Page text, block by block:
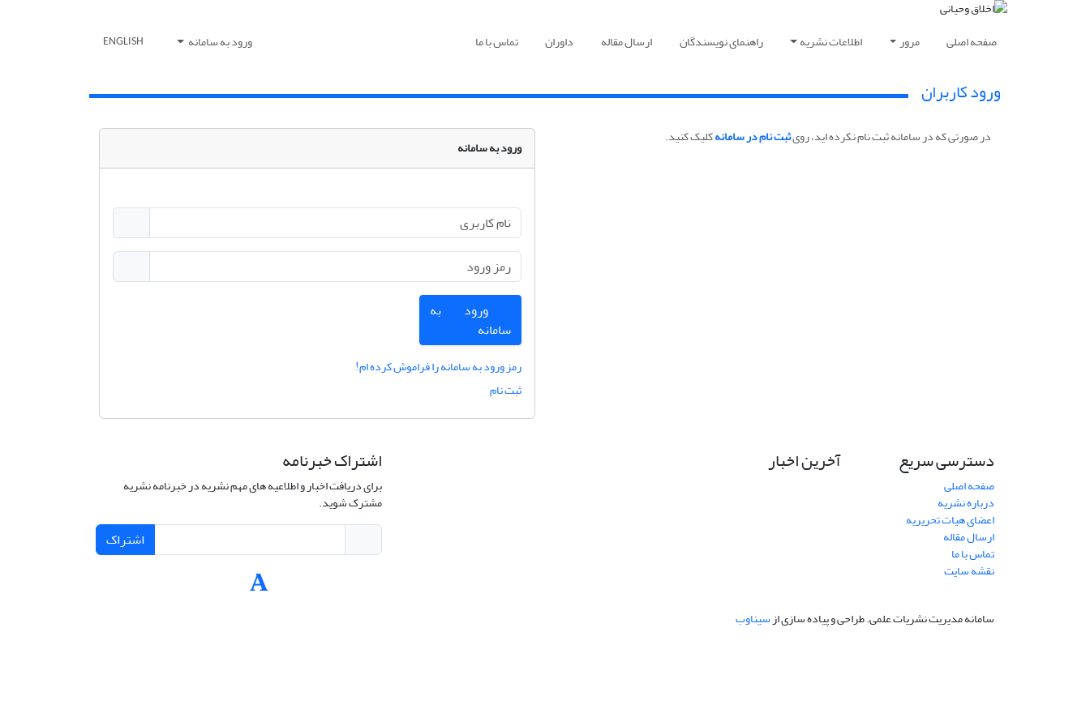
صفحه اصلی مرور اطلاعات نشریه راهنمای نویسندگان ارسال مقاله داوران تماس با ما ورود به سامانه ENGLISH
ورود کاربران
در صورتی که در سامانه ثبت نام نکرده اید، رویثبت نام در سامانهکلیک کنید.
ورود به سامانه
ورود به
سامانه
رمز ورود به سامانه را فراموش کرده ام!
ثبت نام
دسترسی سریع
صفحه اصلی
درباره نشریه
اعضای هیات تحریریه
ارسال مقاله
تماس با ما
نقشه سایت
آخرین اخبار اشتراک خبرنامه
برای دریافت اخبار و اطلاعیه های مهم نشریه در خبرنامه نشریه
مشترک شوید.
اشتراک
سامانه مدیریت نشریات علمی.طراحی و پیاده سازی ازسیناوب